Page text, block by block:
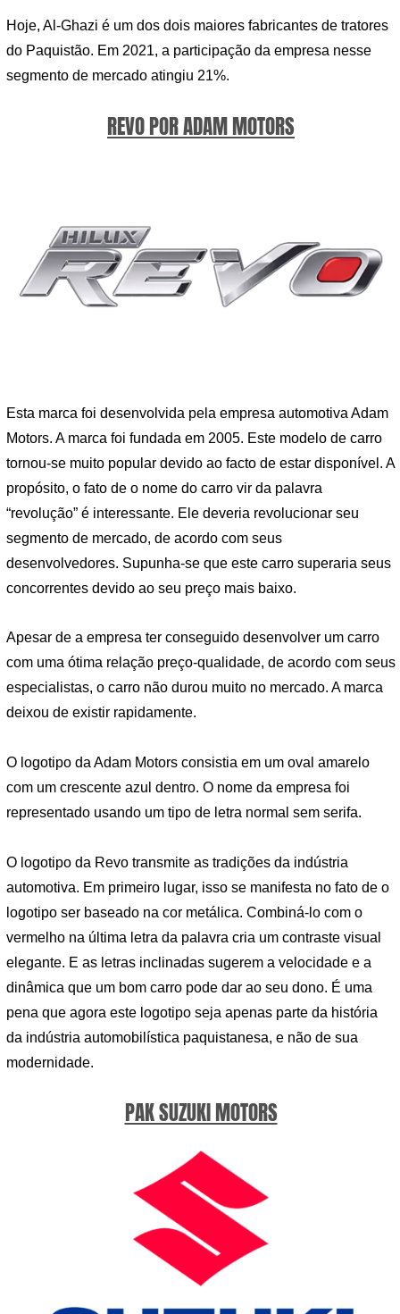
Hoje, Al-Ghazi é um dos dois maiores fabricantes de tratores
do Paquistão. Em 2021, a participação da empresa nesse
segmento de mercado atingiu 21%.
REVO POR ADAM MOTORS
Esta marca foi desenvolvida pela empresa automotiva Adam
Motors. A marca foi fundada em 2005. Este modelo de carro
tornou-se muito popular devido ao facto de estar disponível. A
propósito, o fato de o nome do carro vir da palavra
“revolução” é interessante. Ele deveria revolucionar seu
segmento de mercado, de acordo com seus
desenvolvedores. Supunha-se que este carro superaria seus
concorrentes devido ao seu preço mais baixo.
Apesar de a empresa ter conseguido desenvolver um carro
com uma ótima relação preço-qualidade, de acordo com seus
especialistas, o carro não durou muito no mercado. A marca
deixou de existir rapidamente.
O logotipo da Adam Motors consistia em um oval amarelo
com um crescente azul dentro. O nome da empresa foi
representado usando um tipo de letra normal sem serifa.
O logotipo da Revo transmite as tradições da indústria
automotiva. Em primeiro lugar, isso se manifesta no fato de o
logotipo ser baseado na cor metálica. Combiná-lo com o
vermelho na última letra da palavra cria um contraste visual
elegante. E as letras inclinadas sugerem a velocidade e a
dinâmica que um bom carro pode dar ao seu dono. É uma
pena que agora este logotipo seja apenas parte da história
da indústria automobilística paquistanesa, e não de sua
modernidade.
PAK SUZUKI MOTORS